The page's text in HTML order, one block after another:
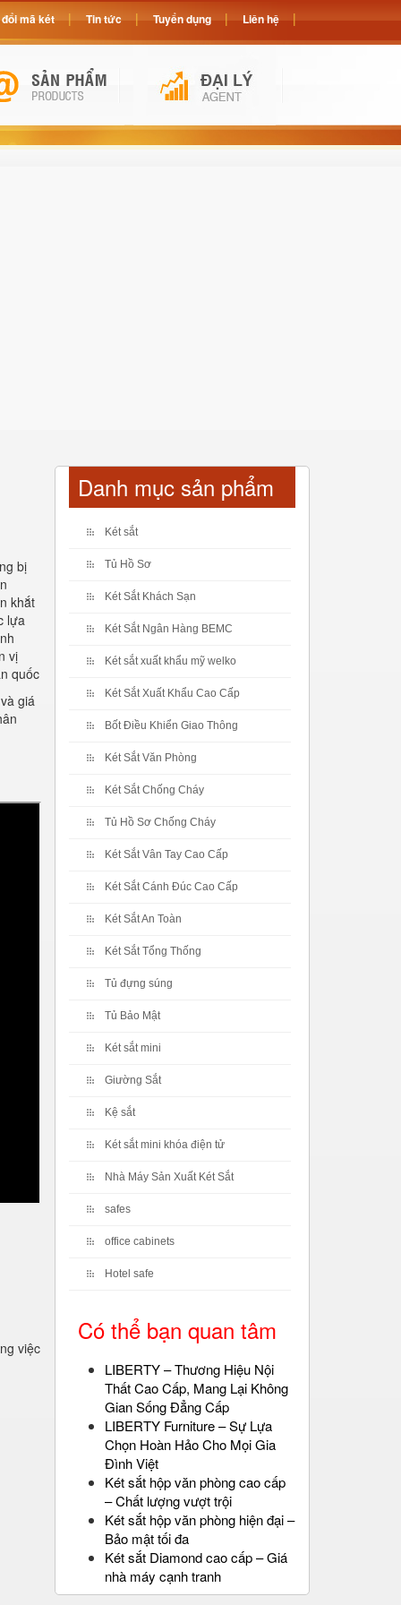
bị
khắt
lựa
vị
quốc
giá
việc
Danh mục sản phẩm
Két sắt
Tủ Hồ Sơ
Két Sắt Khách Sạn
Két Sắt Ngân Hàng BEMC
Két sắt xuất khẩu mỹ welko
Két Sắt Xuất Khẩu Cao Cấp
Bốt Điều Khiển Giao Thông
Két Sắt Văn Phòng
Két Sắt Chống Cháy
Tủ Hồ Sơ Chống Cháy
Két Sắt Vân Tay Cao Cấp
Két Sắt Cánh Đúc Cao Cấp
Két Sắt An Toàn
Két Sắt Tổng Thống
Tủ đựng súng
Tủ Bảo Mật
Két sắt mini
Giường Sắt
Kệ sắt
Két sắt mini khóa điện tử
Nhà Máy Sản Xuất Két Sắt
safes
office cabinets
Hotel safe
Có thể bạn quan tâm
LIBERTY – Thương Hiệu Nội
Thất Cao Cấp, Mang Lại Không
Gian Sống Đẳng Cấp
LIBERTY Furniture – Sự Lựa
Chọn Hoàn Hảo Cho Mọi Gia
Đình Việt
Két sắt hộp văn phòng cao cấp
– Chất lượng vượt trội
Két sắt hộp văn phòng hiện đại –
Bảo mật tối đa
Két sắt Diamond cao cấp – Giá
nhà máy cạnh tranh
mã két Tin tức Tuyển dụng Liên hệ